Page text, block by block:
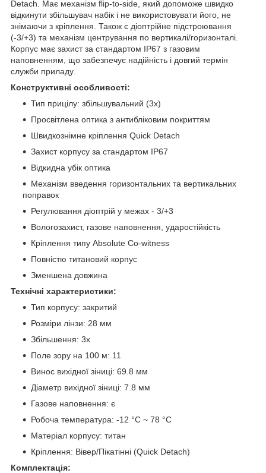
Detach. Має механізм flip-to-side, який допоможе швидко
відкинути збільшувач набік і не використовувати його, не
знімаючи з кріплення. Також є діоптрійне підстроювання
(-3/+3) та механізм центрування по вертикалі/горизонталі.
Корпус має захист за стандартом IP67 з газовим
наповненням, що забезпечує надійність і довгий термін
служби приладу.
Конструктивні особливості:
Тип прицілу: збільшувальний (3х)
Просвітлена оптика з антибліковим покриттям
Швидкознімне кріплення Quick Detach
Захист корпусу за стандартом IP67
Відкидна убік оптика
Механізм введення горизонтальних та вертикальних
поправок
Регулювання діоптрій у межах - 3/+3
Вологозахист, газове наповнення, ударостійкість
Кріплення типу Absolute Co-witness
Повністю титановий корпус
Зменшена довжина
Технічні характеристики:
Тип корпусу: закритий
Розміри лінзи: 28 мм
Збільшення: 3х
Поле зору на 100 м: 11
Винос вихідної зіниці: 69.8 мм
Діаметр вихідної зіниці: 7.8 мм
Газове наповнення: є
Робоча температура: -12 °С ~ 78 °С
Матеріал корпусу: титан
Кріплення: Вівер/Пікатінні (Quick Detach)
Комплектація: